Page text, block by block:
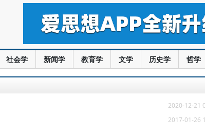
社会学 新闻学 教育学 文学 历史学 哲学
2020-12-21
2017-01-26